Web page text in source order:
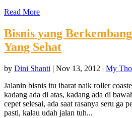
Read More
Bisnis yang
Yang Sehat
by Dini Shanti | Nov 13, 2012 | My
Jalanin bisnis itu ibarat naik roller
kadang ada di atas, kadang ada di
cepet selesai, ada saat rasanya seru ga
pasti, kalau udah jalan tuh...